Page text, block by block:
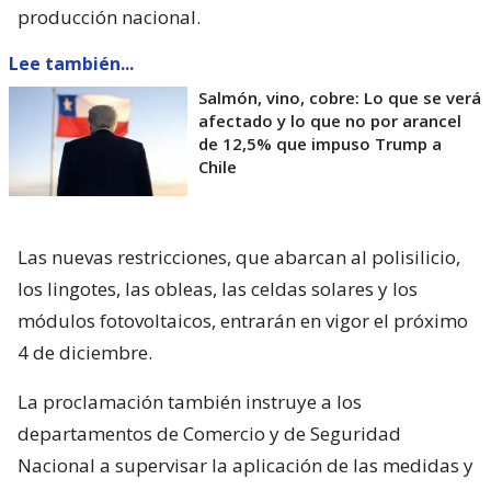
producción nacional.
Lee también...
Salmón, vino, cobre: Lo que se verá
afectado y lo que no por arancel
de 12,5% que impuso Trump a
Chile
Las nuevas restricciones, que abarcan al polisilicio,
los lingotes, las obleas, las celdas solares y los
módulos fotovoltaicos, entrarán en vigor el próximo
4 de diciembre.
La proclamación también instruye a los
departamentos de Comercio y de Seguridad
Nacional a supervisar la aplicación de las medidas y